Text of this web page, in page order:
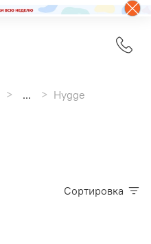
... Hygge
Сортировка